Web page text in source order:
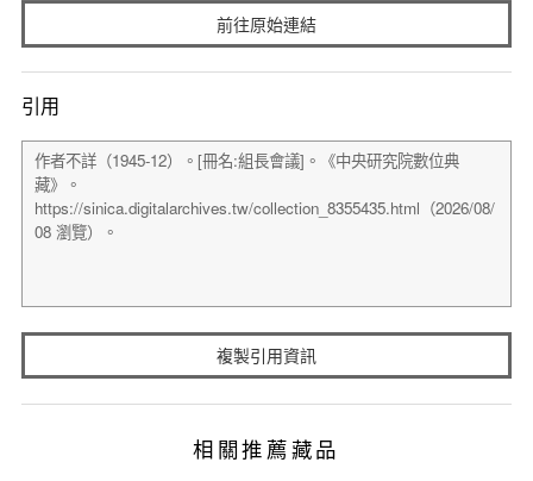
前往原始連結
引用
複製引用資訊
相關推薦藏品